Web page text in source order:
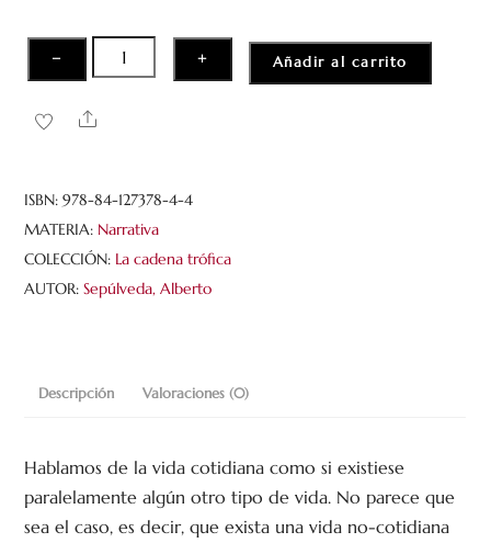
5
−
manía
de
cantidad
+ Añadir al carrito
Share
ISBN:978-84-127378-4-4
MATERIA: Narrativa
COLECCIÓN: La cadena trófica
AUTOR:Sepúlveda, Alberto
Descripción Valoraciones (0)
Hablamos de la vida cotidiana como si existiese
paralelamente algún otro tipo de vida. No parece que
sea el caso, es decir, que exista una vida no-cotidiana